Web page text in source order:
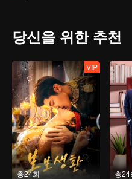
당신을 위한 추천
총24회
VIP
총24